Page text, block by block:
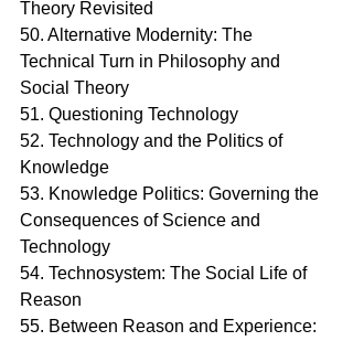
Theory Revisited
50. Alternative Modernity: The
Technical Turn in Philosophy and
Social Theory
51. Questioning Technology
52. Technology and the Politics of
Knowledge
53. Knowledge Politics: Governing the
Consequences of Science and
Technology
54. Technosystem: The Social Life of
Reason
55. Between Reason and Experience: